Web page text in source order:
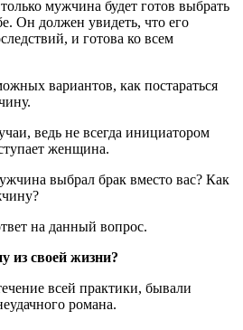
мужчина будет готов выбрать
Он должен увидеть, что его
и готова ко всем
вариантов, как постараться
ведь не всегда инициатором
женщина.
выбрал брак вместо вас? Как
на данный вопрос.
из своей жизни?
всей практики, бывали
романа.